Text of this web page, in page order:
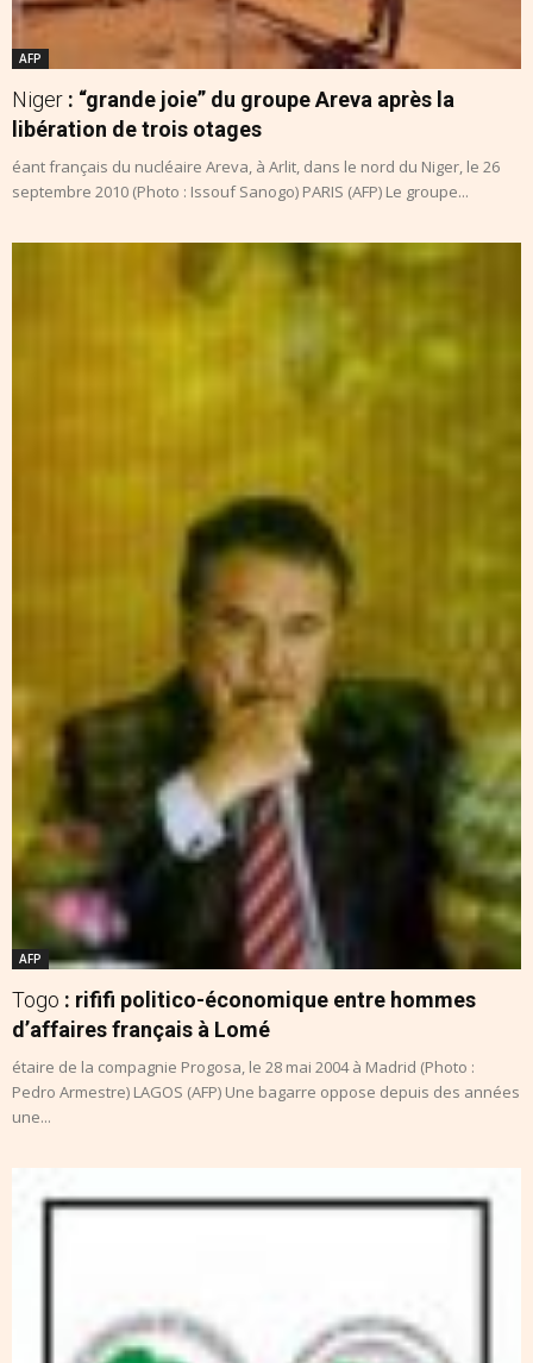
AFP
Niger : “grande joie” du groupe Areva après la
libération de trois otages
éant français du nucléaire Areva, à Arlit, dans le nord du Niger, le 26
septembre 2010 (Photo : Issouf Sanogo) PARIS (AFP) Le groupe...
AFP
Togo : rififi politico-économique entre hommes
d’affaires français à Lomé
étaire de la compagnie Progosa, le 28 mai 2004 à Madrid (Photo :
Pedro Armestre) LAGOS (AFP) Une bagarre oppose depuis des années
une...